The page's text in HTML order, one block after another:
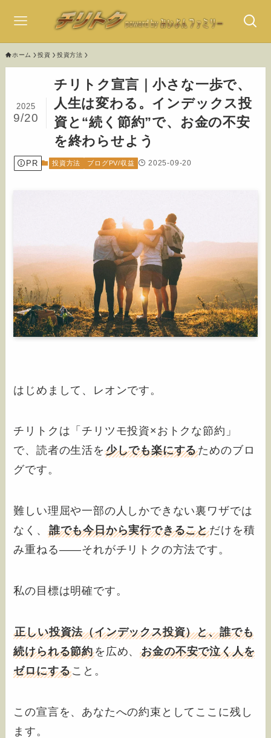
ホーム 投資 投資方法
チリトク宣言｜小さな一歩で、
人生は変わる。インデックス投
資と“続く節約”で、お金の不安
を終わらせよう
2025
9/20
PR 投資方法 ブログPV/収益 2025-09-20
はじめまして、レオンです。
チリトクは「チリツモ投資×おトクな節約」
で、読者の生活を 少しでも楽にするためのブロ
グです。
難しい理屈や一部の人しかできない裏ワザでは
なく、 誰でも今日から実行できることだけを積
み重ねる――それがチリトクの方法です。
私の目標は明確です。
正しい投資法（インデックス投資）と、誰でも
続けられる節約を広め、お金の不安で泣く人を
ゼロにすること。
この宣言を、あなたへの約束としてここに残し
ます。